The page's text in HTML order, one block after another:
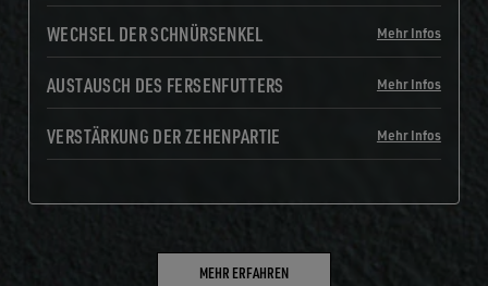
WECHSEL DER SCHNÜRSENKEL Mehr Infos
AUSTAUSCH DES FERSENFUTTERS Mehr Infos
VERSTÄRKUNG DER ZEHENPARTIE Mehr Infos
MEHR ERFAHREN